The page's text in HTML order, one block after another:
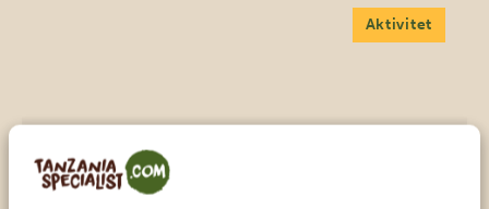
Aktivitet
LUFTBALLONGSSAFARI I